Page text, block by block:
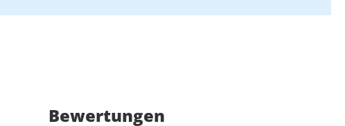
Bewertungen